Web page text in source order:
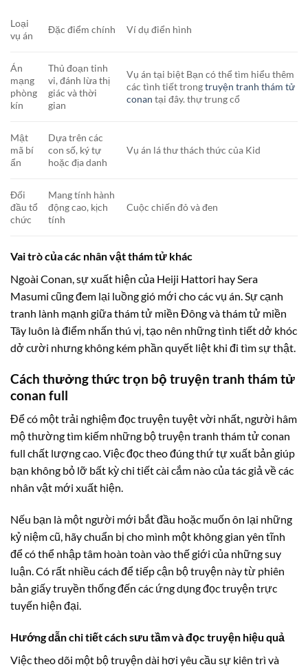
Loại
vụ án
Đặc điểm chính Ví dụ điển hình
Án
mạng
phòng
kín
Thủ đoạn tinh
vi, đánh lừa thị
giác và thời
gian
Vụ án tại biệt Bạn có thể tìm hiểu thêm
các tình tiết trongtruyện tranh thám tử
conan tại đây. thự trung cổ
Mật
mã bí
ẩn
Dựa trên các
con số, ký tự
hoặc địa danh
Vụ án lá thư thách thức của Kid
Đối
đầu tổ
chức
Mang tính hành
động cao, kịch
tính
Cuộc chiến đỏ và đen
Vai trò của các nhân vật thám tử khác
Ngoài Conan, sự xuất hiện của Heiji Hattori hay Sera
Masumi cũng đem lại luồng gió mới cho các vụ án. Sự cạnh
tranh lành mạnh giữa thám tử miền Đông và thám tử miền
Tây luôn là điểm nhấn thú vị, tạo nên những tình tiết dở khóc
dở cười nhưng không kém phần quyết liệt khi đi tìm sự thật.
Cách thưởng thức trọn bộ truyện tranh thám tử
conan full
Để có một trải nghiệm đọc truyện tuyệt vời nhất, người hâm
mộ thường tìm kiếm những bộ truyện tranh thám tử conan
full chất lượng cao. Việc đọc theo đúng thứ tự xuất bản giúp
bạn không bỏ lỡ bất kỳ chi tiết cài cắm nào của tác giả về các
nhân vật mới xuất hiện.
Nếu bạn là một người mới bắt đầu hoặc muốn ôn lại những
kỷ niệm cũ, hãy chuẩn bị cho mình một không gian yên tĩnh
để có thể nhập tâm hoàn toàn vào thế giới của những suy
luận. Có rất nhiều cách để tiếp cận bộ truyện này từ phiên
bản giấy truyền thống đến các ứng dụng đọc truyện trực
tuyến hiện đại.
Hướng dẫn chi tiết cách sưu tầm và đọc truyện hiệu quả
Việc theo dõi một bộ truyện dài hơi yêu cầu sự kiên trì và